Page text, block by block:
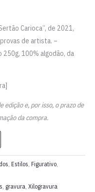
Carioca”, de 2021,
de artista. –
250g, 100% algodão, da
edição e, por isso, o prazo de
da compra.
Estilos Figurativo
gravura Xilogravura